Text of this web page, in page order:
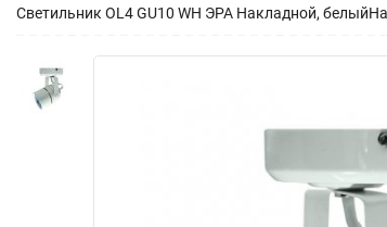
Светильник OL4 GU10 WH ЭРА Накладной,